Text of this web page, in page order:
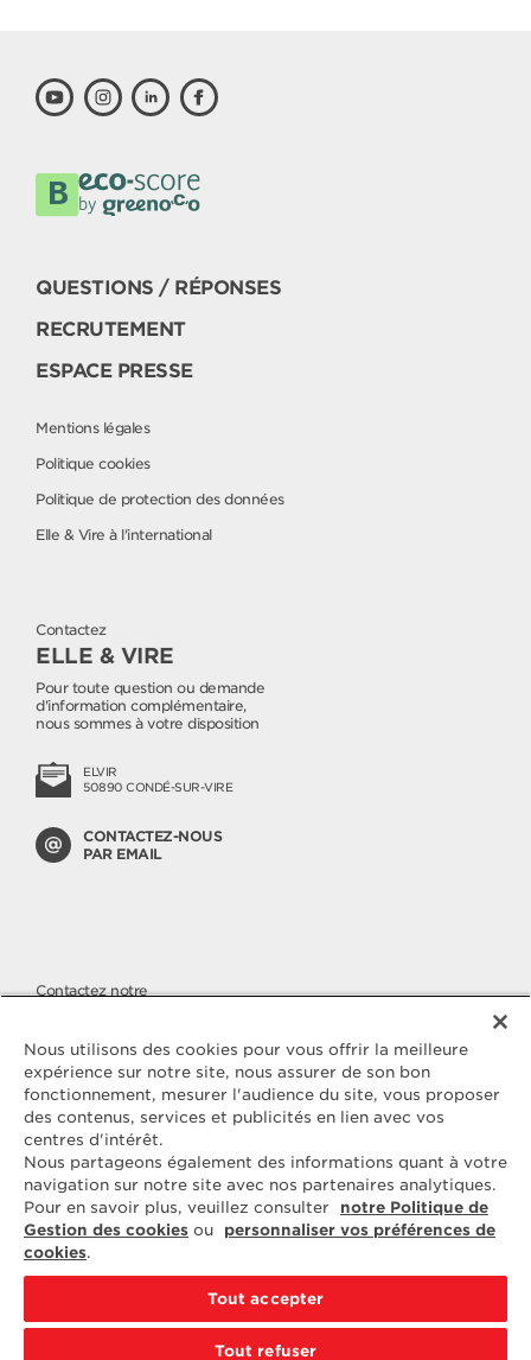
QUESTIONS / RÉPONSES
RECRUTEMENT
ESPACE PRESSE
Mentions légales
Politique cookies
Politique de protection des données
Elle & Vire à l'international
Contactez
ELLE & VIRE
Pour toute question ou demande
d'information complémentaire,
nous sommes à votre disposition
ELVIR
50890 CONDÉ-SUR-VIRE
CONTACTEZ-NOUS
PAR EMAIL
Contactez notre
Nous apportons une attention
toute particulière à la qualité de
nos produits, malgré cela si vous
avez des questions ou une
réclamation à nous faire parvenir,
vous pouvez nous joindre sur
notre numéro cristal.
N° CRISTAL 09 69 39 54 09
du lundi au vendredi de 09H à 12H et de 14H à 18H
communication non surtaxée (prix d'un appel local)
Pour toute autre demande,
Nous utilisons des cookies pour vous offrir la meilleure
expérience sur notre site, nous assurer de son bon
fonctionnement, mesurer l'audience du site, vous proposer
des contenus, services et publicités en lien avec vos
centres d'intérêt.
Nous partageons également des informations quant à votre
navigation sur notre site avec nos partenaires analytiques.
Pour en savoir plus, veuillez consulter
notre Politique de
Gestion des cookies ou
personnaliser vos préférences de
cookies.
Tout accepter
Tout refuser